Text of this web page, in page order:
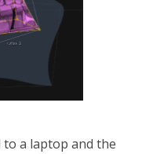
a laptop and the